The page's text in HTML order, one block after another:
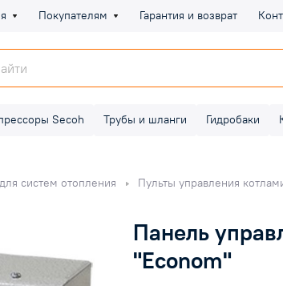
Покупателям Гарантия и возврат
Secoh Трубы и шланги Гидробаки
систем отопления Пульты управления
Панель
"Econom"